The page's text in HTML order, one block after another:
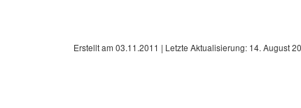
Erstellt am 03.11.2011 | Letzte Aktualisierung: 14. August